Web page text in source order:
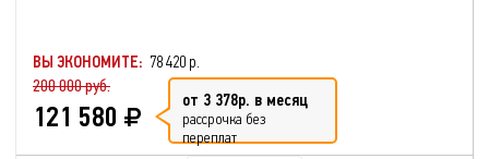
ВЫ ЭКОНОМИТЕ: 78 420 р.
200 000 руб.
121 580 от 3 378р. в месяц
рассрочка без
переплат